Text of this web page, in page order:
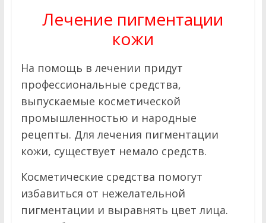
Лечение пигментации
кожи
На помощь в лечении придут
профессиональные средства,
выпускаемые косметической
промышленностью и народные
рецепты. Для лечения пигментации
кожи, существует немало средств.
Косметические средства помогут
избавиться от нежелательной
пигментации и выравнять цвет лица.